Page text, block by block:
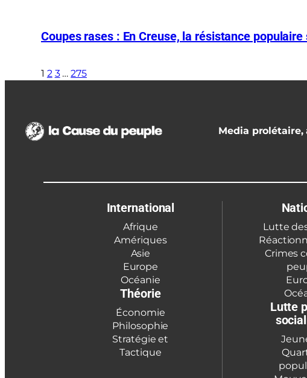
Coupes rases : En Creuse, la résistance populaire
1 2 3 … 275
Media
International
Afrique
Amériques
Asie
Europe
Océanie
Théorie
Économie
Philosophie
Stratégie et
Tactique
Lutte
Crimes
Lutte